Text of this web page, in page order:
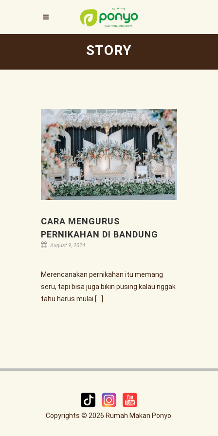
STORY
CARA MENGURUS
PERNIKAHAN DI BANDUNG
August 9, 2024
Merencanakan pernikahan itu memang
seru, tapi bisa juga bikin pusing kalau nggak
tahu harus mulai […]
Copyrights © 2026 Rumah Makan Ponyo.